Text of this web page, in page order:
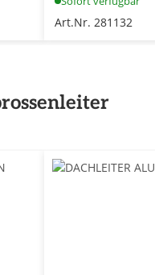
Art.Nr. 281132